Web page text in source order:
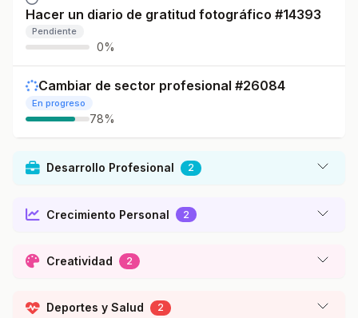
Hacer un diario de gratitud fotográfico #14393
Pendiente
0%
Cambiar de sector profesional #26084
En progreso
78%
Desarrollo Profesional 2
Crecimiento Personal 2
Creatividad 2
Deportes y Salud 2